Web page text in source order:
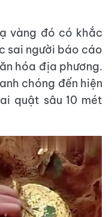
vàng đó có khắc
sai người báo cáo
hóa địa phương.
chóng đến hiện
quật sâu 10 mét